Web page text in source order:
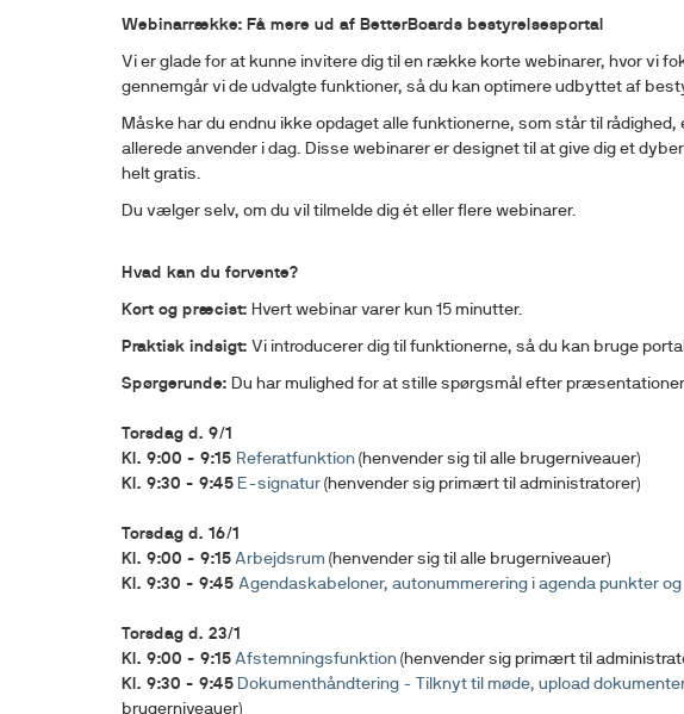
Webinarrække: Få mere ud af BetterBoards bestyrelsesportal
Vi er glade for at kunne invitere dig til en række korte webinarer, hvor vi
gennemgår vi de udvalgte funktioner, så du kan optimere udbyttet af
Måske har du endnu ikke opdaget alle funktionerne, som står til
allerede anvender i dag. Disse webinarer er designet til at give dig et
helt gratis.
Du vælger selv, om du vil tilmelde dig ét eller flere webinarer.
Hvad kan du forvente?
Kort og præcist: Hvert webinar varer kun 15 minutter.
Praktisk indsigt: Vi introducerer dig til funktionerne, så du kan bruge
Spørgerunde: Du har mulighed for at stille spørgsmål efter
Torsdag d. 9/1
Kl. 9:00 - 9:15 Referatfunktion(henvender sig til alle brugerniveauer)
Kl. 9:30 - 9:45 E-signatur(henvender sig primært til administratorer)
Torsdag d. 16/1
Kl. 9:00 - 9:15Arbejdsrum (henvender sig til alle brugerniveauer)
Kl. 9:30 - 9:45 Agendaskabeloner, autonummerering i agenda punkter
Torsdag d. 23/1
Kl. 9:00 - 9:15Afstemningsfunktion(henvender sig primært til
Kl. 9:30 - 9:45 Dokumenthåndtering - Tilknyt til møde, upload
brugerniveauer)